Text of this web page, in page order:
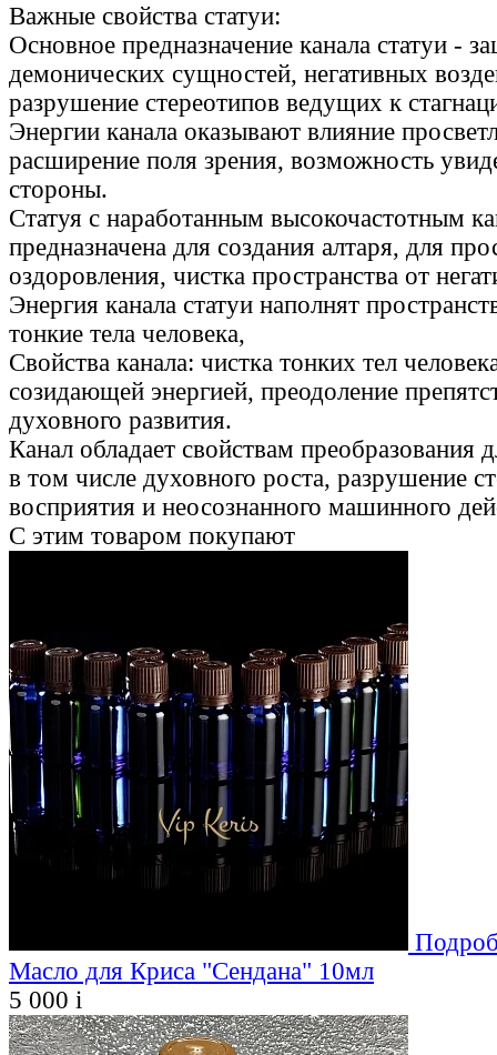
Важные свойства статуи:
Основное предназначение канала статуи -
демонических сущностей, негативных
разрушение стереотипов ведущих к
Энергии канала оказывают влияние
расширение поля зрения, возможность
стороны.
Статуя с наработанным высокочастотным
предназначена для создания алтаря, для
оздоровления, чистка пространства от
Энергия канала статуи наполнят
тонкие тела человека,
Свойства канала: чистка тонких тел
созидающей энергией, преодоление
духовного развития.
Канал обладает свойствам преобразования
в том числе духовного роста, разрушение
восприятия и неосознанного машинного
С этим товаром покупают
Масло для Криса "Сендана" 10мл
5 000 i